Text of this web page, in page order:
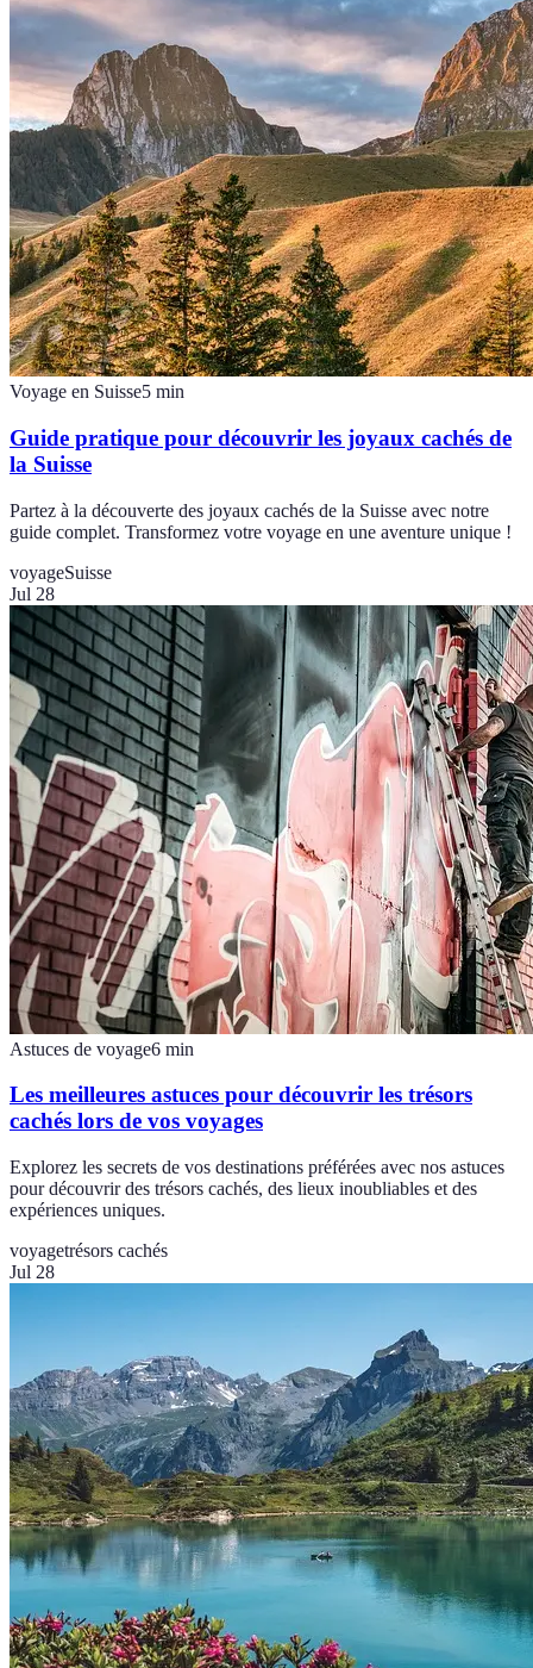
Voyage en Suisse5 min
Guide pratique pour découvrir les joyaux cachés de
la Suisse
Partez à la découverte des joyaux cachés de la Suisse avec notre
guide complet. Transformez votre voyage en une aventure unique !
voyageSuisse
Jul 28
Astuces de voyage6 min
Les meilleures astuces pour découvrir les trésors
cachés lors de vos voyages
Explorez les secrets de vos destinations préférées avec nos astuces
pour découvrir des trésors cachés, des lieux inoubliables et des
expériences uniques.
voyagetrésors cachés
Jul 28